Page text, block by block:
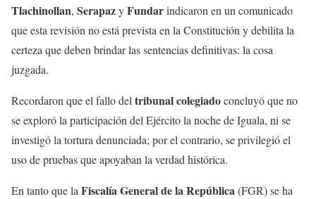
Tlachinollan, SerapazyFundarindicaron en un comunicado
que esta revisión no está prevista en la Constitución y debilita la
certeza que deben brindar las sentencias definitivas: la cosa
juzgada.
Recordaron que el fallo del tribunal colegiadoconcluyó que no
se exploró la participación del Ejército la noche de Iguala, ni se
investigó la tortura denunciada; por el contrario, se privilegió el
uso de pruebas que apoyaban la verdad histórica.
En tanto que la Fiscalía General de la República(FGR) se ha